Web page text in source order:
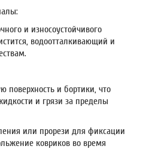
и износоустойчивого
водоотталкивающий и
поверхность и бортики, что
и грязи за пределы
или прорези для фиксации
ковриков во время